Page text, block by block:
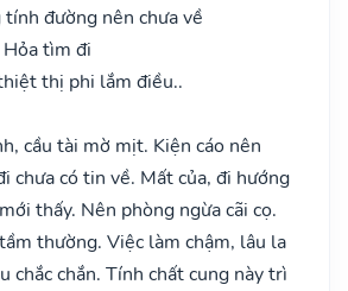
tính đường nên chưa về
tìm đi
thị phi lắm điều..
cầu tài mờ mịt. Kiện cáo nên
chưa có tin về. Mất của, đi hướng
thấy. Nên phòng ngừa cãi cọ.
thường. Việc làm chậm, lâu la
chắc chắn. Tính chất cung này trì